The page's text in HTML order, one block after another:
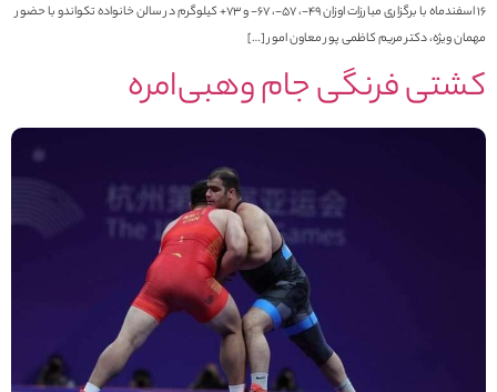
۱۶ اسفندماه با برگزاری مبارزات اوزان ۴۹-، ۵۷-، ۶۷- و ۷۳+ کیلوگرم در سالن خانواده تکواندو با حضور
ویژه، دکتر مریم کاظمی پور معاون امور […]
فرنگی جام وهبی‌امره